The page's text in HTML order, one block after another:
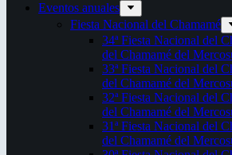
Eventos anuales
Fiesta Nacional del Chamamé
34ª Fiesta Nacional del
del Chamamé del
33ª Fiesta Nacional del
del Chamamé del
32ª Fiesta Nacional del
del Chamamé del
31ª Fiesta Nacional del
del Chamamé del